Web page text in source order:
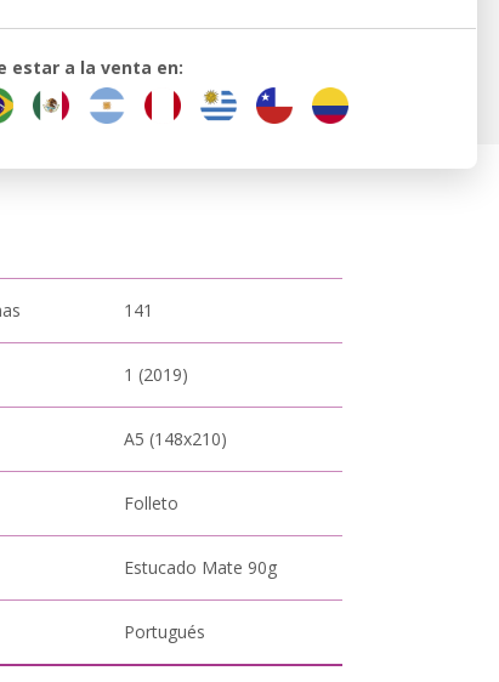
estar a la venta en:
141
1 (2019)
A5 (148x210)
Folleto
Estucado Mate 90g
Portugués